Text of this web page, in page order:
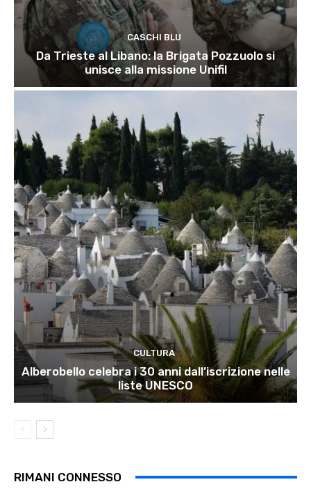
CASCHI BLU
Da Trieste al Libano: la Brigata Pozzuolo si
unisce alla missione Unifil
CULTURA
Alberobello celebra i 30 anni dall’iscrizione nelle
liste UNESCO
RIMANI CONNESSO